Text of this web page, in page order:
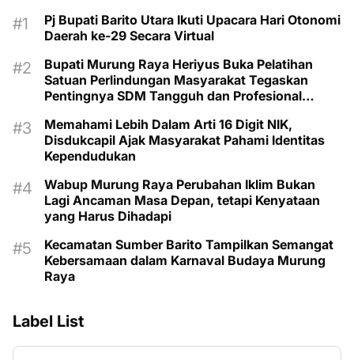
Pj Bupati Barito Utara Ikuti Upacara Hari Otonomi
Daerah ke-29 Secara Virtual
Bupati Murung Raya Heriyus Buka Pelatihan
Satuan Perlindungan Masyarakat Tegaskan
Pentingnya SDM Tangguh dan Profesional
Memahami Lebih Dalam Arti 16 Digit NIK,
Disdukcapil Ajak Masyarakat Pahami Identitas
Kependudukan
Wabup Murung Raya Perubahan Iklim Bukan
Lagi Ancaman Masa Depan, tetapi Kenyataan
yang Harus Dihadapi
Kecamatan Sumber Barito Tampilkan Semangat
Kebersamaan dalam Karnaval Budaya Murung
Raya
Label List